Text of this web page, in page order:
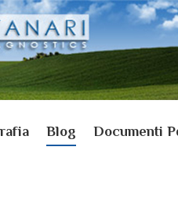
Blog Documenti